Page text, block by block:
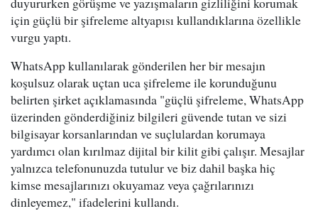
için güçlü bir şifreleme altyapısı kullandıklarına özellikle
vurgu yaptı.
WhatsApp kullanılarak gönderilen her bir mesajın
koşulsuz olarak uçtan uca şifreleme ile korunduğunu
belirten şirket açıklamasında "güçlü şifreleme, WhatsApp
üzerinden gönderdiğiniz bilgileri güvende tutan ve sizi
bilgisayar korsanlarından ve suçlulardan korumaya
yardımcı olan kırılmaz dijital bir kilit gibi çalışır. Mesajlar
yalnızca telefonunuzda tutulur ve biz dahil başka hiç
kimse mesajlarınızı okuyamaz veya çağrılarınızı
dinleyemez," ifadelerini kullandı.